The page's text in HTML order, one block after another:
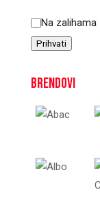
Status
Na zalihama
Prihvati
Brendovi